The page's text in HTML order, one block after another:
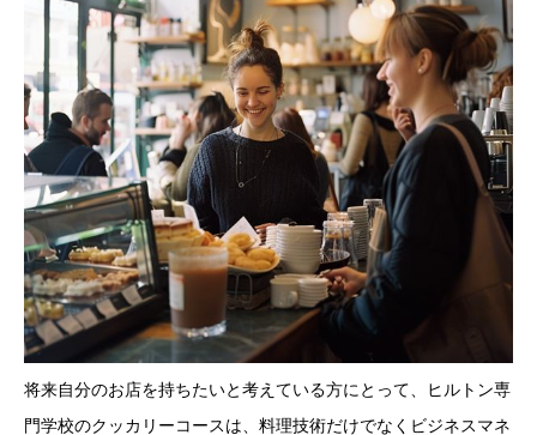
将来自分のお店を持ちたいと考えている方にとって、ヒルトン専
門学校のクッカリーコースは、料理技術だけでなくビジネスマネ